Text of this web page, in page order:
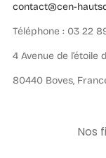
contact@cen-
Téléphone : 03 22
4 Avenue de l’étoile
80440 Boves,
Nos